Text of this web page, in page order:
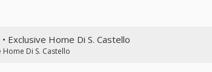
• Exclusive Home Di S. Castello
Home Di S. Castello